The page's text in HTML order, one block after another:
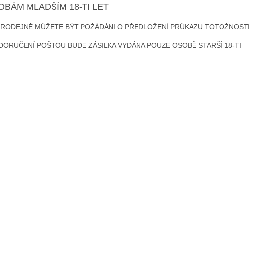
MLADŠÍM 18-TI LET
MŮŽETE BÝT POŽÁDÁNI O PŘEDLOŽENÍ PRŮKAZU TOTOŽNOSTI
POŠTOU BUDE ZÁSILKA VYDÁNA POUZE OSOBĚ STARŠÍ 18-TI